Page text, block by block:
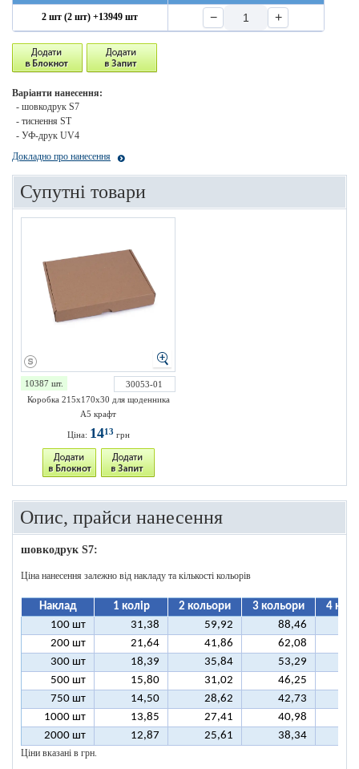
2 шт (2 шт) +13949 шт − +
Варіанти нанесення:
- шовкодрук S7
- тиснення ST
- УФ-друк UV4
Докладно про нанесення
Супутні товари
10387 шт.
30053-01
Коробка 215х170х30 для щоденника
А5 крафт
Ціна: 1413 грн
Опис, прайси нанесення
шовкодрук S7:
Ціна нанесення залежно від накладу та кількості кольорів
Наклад 1 колір 2 кольори 3 кольори
4
100 шт
31,38 59,92 88,46
200 шт
21,64 41,86 62,08
300 шт
18,39 35,84 53,29
500 шт
15,80 31,02 46,25
750 шт
14,50 28,62 42,73
1000 шт
13,85 27,41 40,98
2000 шт
12,87 25,61 38,34
Ціни вказані в грн.